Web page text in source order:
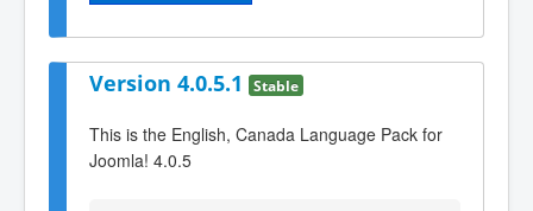
Version 4.0.5.1 Stable
This is the English, Canada Language Pack for
Joomla! 4.0.5